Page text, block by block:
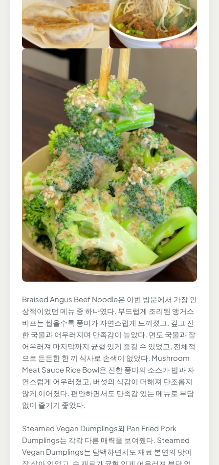
Braised Angus Beef Noodle은 이번 방문에서 가장 인
상적이었던 메뉴 중 하나였다. 부드럽게 조리된 앵거스
비프는 씹을수록 풍미가 자연스럽게 느껴졌고, 깊고 진
한 국물과 어우러지며 만족감이 높았다. 면도 국물과 잘
어우러져 마지막까지 균형 있게 즐길 수 있었고, 전체적
으로 든든한 한 끼 식사로 손색이 없었다. Mushroom
Meat Sauce Rice Bowl은 진한 풍미의 소스가 밥과 자
연스럽게 어우러졌고, 버섯의 식감이 더해져 단조롭지
않게 이어졌다. 편안하면서도 만족감 있는 메뉴로 부담
없이 즐기기 좋았다.
Steamed Vegan Dumplings와 Pan Fried Pork
Dumplings는 각각 다른 매력을 보여줬다. Steamed
Vegan Dumplings는 담백하면서도 재료 본연의 맛이